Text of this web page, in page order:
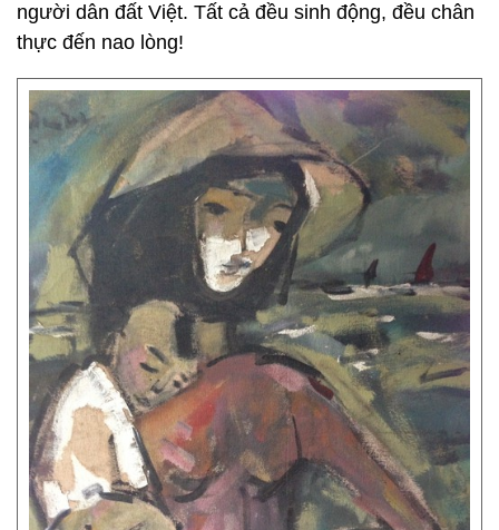
người dân đất Việt. Tất cả đều sinh động, đều chân
thực đến nao lòng!